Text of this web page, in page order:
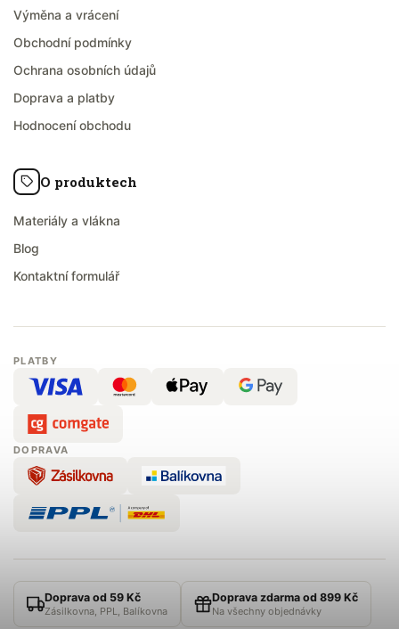
Výměna a vrácení
Obchodní podmínky
Ochrana osobních údajů
Doprava a platby
Hodnocení obchodu
O produktech
Materiály a vlákna
Blog
Kontaktní formulář
PLATBY
DOPRAVA
Doprava od 59 Kč
Zásilkovna, PPL, Balíkovna
Doprava zdarma od 899 Kč
Na všechny objednávky